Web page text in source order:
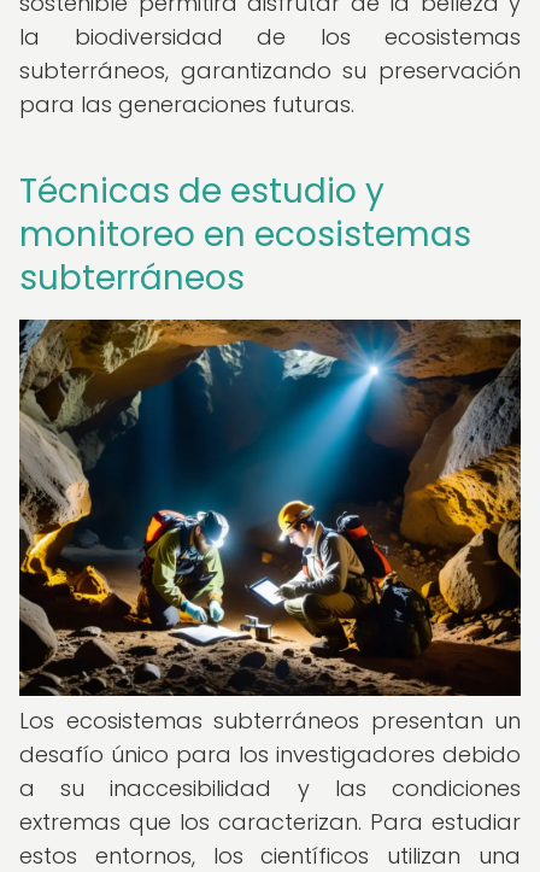
la biodiversidad de los ecosistemas
subterráneos, garantizando su preservación
para las generaciones futuras.
Técnicas de estudio y
monitoreo en ecosistemas
subterráneos
Los ecosistemas subterráneos presentan un
desafío único para los investigadores debido
a su inaccesibilidad y las condiciones
extremas que los caracterizan. Para estudiar
estos entornos, los científicos utilizan una